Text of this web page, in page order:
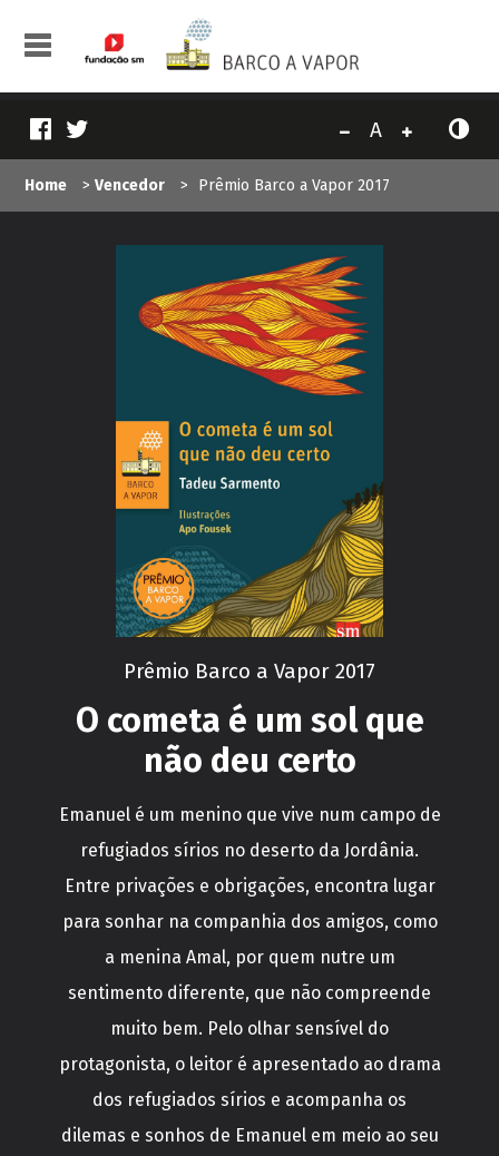
A
Home > Vencedor > Prêmio Barco a Vapor 2017
Prêmio Barco a Vapor 2017
O cometa é um sol que
não deu certo
Emanuel é um menino que vive num campo de
refugiados sírios no deserto da Jordânia.
Entre privações e obrigações, encontra lugar
para sonhar na companhia dos amigos, como
a menina Amal, por quem nutre um
sentimento diferente, que não compreende
muito bem. Pelo olhar sensível do
protagonista, o leitor é apresentado ao drama
dos refugiados sírios e acompanha os
dilemas e sonhos de Emanuel em meio ao seu